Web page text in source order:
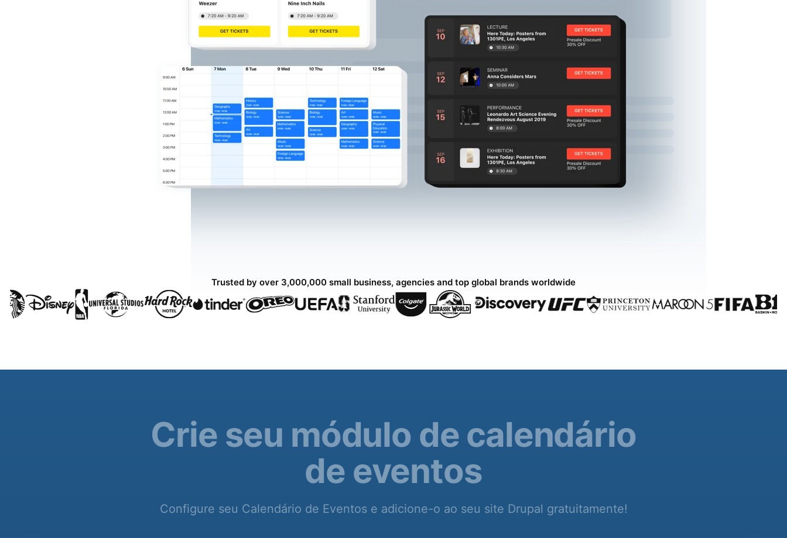
Trusted by over 3,000,000 small business, agencies and top global brands worldwide
Crie seu módulo de calendário
de eventos
Configure seu Calendário de Eventos e adicione-o ao seu site Drupal gratuitamente!